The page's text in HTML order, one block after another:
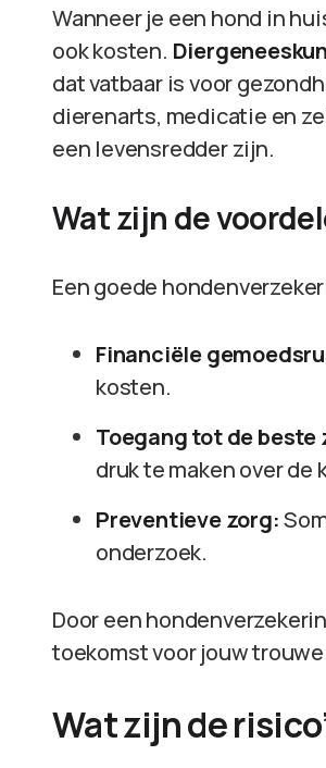
Wanneer je een hond in
ook kosten.
dat vatbaar is voor
dierenarts, medicatie en
een levensredder zijn.
Wat zijn de
Een goede
Financiële
kosten.
Toegang tot de beste
druk te maken over de
Preventieve zorg:
onderzoek.
Door een
toekomst voor jouw
Wat zijn de